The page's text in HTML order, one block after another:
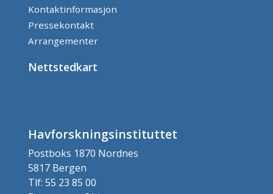
Kontaktinformasjon
Pressekontakt
Arrangementer
Nettstedkart
Havforskningsinstituttet
Postboks 1870 Nordnes
5817 Bergen
Tlf: 55 23 85 00